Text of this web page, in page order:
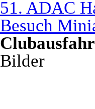
51. ADAC
Besuch
Bilder